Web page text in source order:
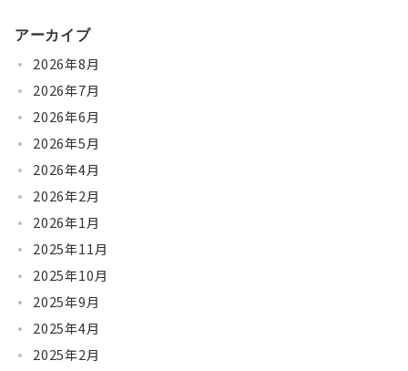
アーカイブ
2026年8月
2026年7月
2026年6月
2026年5月
2026年4月
2026年2月
2026年1月
2025年11月
2025年10月
2025年9月
2025年4月
2025年2月